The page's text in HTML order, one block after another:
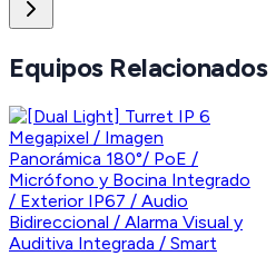
Equipos Relacionados